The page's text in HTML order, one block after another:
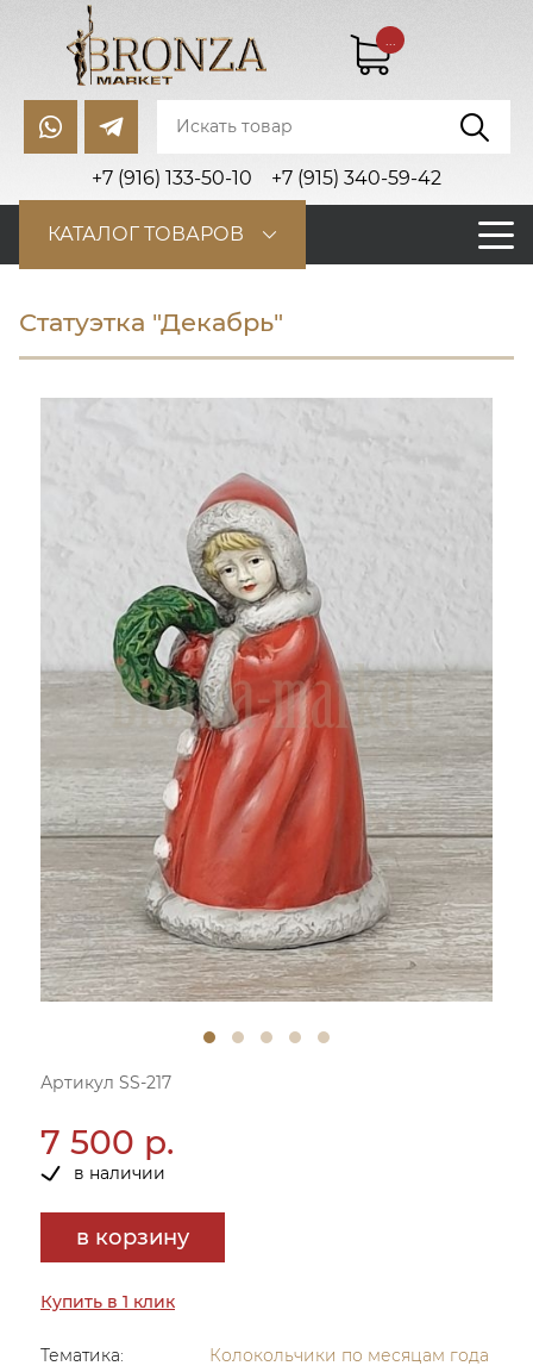
+7 (916) 133-50-10 +7 (915) 340-59-42
...
КАТАЛОГ ТОВАРОВ
Статуэтка "Декабрь"
Артикул SS-217
7 500 р.
в наличии
в корзину
Купить в 1 клик
Тематика:
Колокольчики по месяцам года